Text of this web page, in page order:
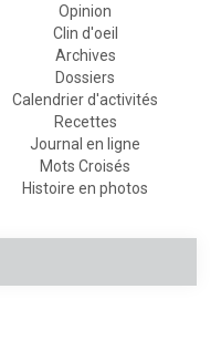
Opinion
Clin d'oeil
Archives
Dossiers
Calendrier d'activités
Recettes
Journal en ligne
Mots Croisés
Histoire en photos